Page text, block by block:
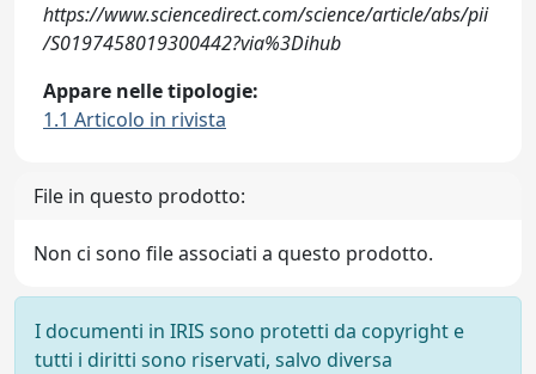
https://www.sciencedirect.com/science/article/abs/pii
/S0197458019300442?via%3Dihub
Appare nelle tipologie:
1.1 Articolo in rivista
File in questo prodotto:
Non ci sono file associati a questo prodotto.
I documenti in IRIS sono protetti da copyright e
tutti i diritti sono riservati, salvo diversa